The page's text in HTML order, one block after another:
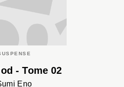
- Tome 02
Eno